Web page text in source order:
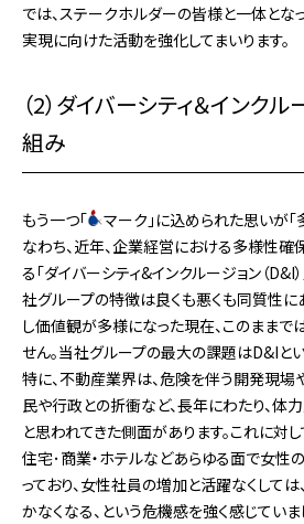
では、ステークホルダーの皆様と一体とな
実現に向けた活動を強化してまいります。
（2）ダイバーシティ＆インク
組み
もう一つ「
マーク」に込められた思いが
なわち、近年、企業経営における多様性
る「ダイバーシティ&インクルージョン（D&I
社グループの特徴は良くも悪くも同質性に
し価値観が多様になった現在、このまま
せん。当社グループの最大の課題はD&Iとい
特に、不動産業界は、危険を伴う開発現
民や行政との折衝など、長年にわたり、体
と思われてきた側面があります。これに対し
住宅･商業・ホテルなどあらゆる面で女性
っており、女性社員の増加と活躍なくして
かなくなる、という危機感を強く感じてい